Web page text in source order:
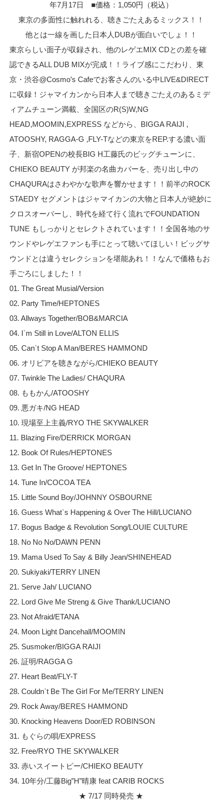
年7月17日 ■価格：1,050円（税込）
東京の多面性に触れれる、聴きごたえあるミックス！！
他とは一線を画した日本人DUBが面白いでしょ！！
東京らしい面子が収録され、他のレゲエMIX CDとの差を確
認できるALL DUB MIXが完成！！ライブ感にこだわり、東
京・渋谷@Cosmo’s Cafeでお客さんのいる中LIVE&DIRECT
に収録！ジャマイカンから日本人まで聴きごたえのあるミデ
ィアムチューン満載、全国区のR(S)W,NG
HEAD,MOOMIN,EXPRESS などから、BIGGA RAIJI ,
ATOOSHY, RAGGA-G ,FLY-Tなどの東京をREP.する濃い面
子、新宿OPENの校長BIG H工藤氏のビッグチューンに、
CHIEKO BEAUTY が邦楽の名曲カバーを、売り出し中の
CHAQURAはさわやかな歌声を響かせます！！前半のROCK
STAEDY セグメントはジャマイカンの大物と日本人が絶妙に
クロスオーバーし、時代を経て行く流れでFOUNDATION
TUNE もしっかりとセレクトされています！！全国各地のサ
ウンドやレゲエファンも手にとって聴いてほしい！ビッグサ
ウンドとは違うセレクションを堪能あれ！！なんで価格もお
手ごろにしました！！
01. The Great Musial/Version
02. Party Time/HEPTONES
03. Allways Together/BOB&MARCIA
04. I`m Still in Love/ALTON ELLIS
05. Can`t Stop A Man/BERES HAMMOND
06. オリビアを聴きながら/CHIEKO BEAUTY
07. Twinkle The Ladies/ CHAQURA
08. ももかん/ATOOSHY
09. 悪ガキ/NG HEAD
10. 現場至上主義/RYO THE SKYWALKER
11. Blazing Fire/DERRICK MORGAN
12. Book Of Rules/HEPTONES
13. Get In The Groove/ HEPTONES
14. Tune In/COCOA TEA
15. Little Sound Boy/JOHNNY OSBOURNE
16. Guess What`s Happening & Over The Hill/LUCIANO
17. Bogus Badge & Revolution Song/LOUIE CULTURE
18. No No No/DAWN PENN
19. Mama Used To Say & Billy Jean/SHINEHEAD
20. Sukiyaki/TERRY LINEN
21. Serve Jah/ LUCIANO
22. Lord Give Me Streng & Give Thank/LUCIANO
23. Not Afraid/ETANA
24. Moon Light Dancehall/MOOMIN
25. Susmoker/BIGGA RAIJI
26. 証明/RAGGA G
27. Heart Beat/FLY-T
28. Couldn`t Be The Girl For Me/TERRY LINEN
29. Rock Away/BERES HAMMOND
30. Knocking Heavens Door/ED ROBINSON
31. もぐらの唄/EXPRESS
32. Free/RYO THE SKYWALKER
33. 赤いスイートピー/CHIEKO BEAUTY
34. 10年分/工藤Big”H”晴康 feat CARIB ROCKS
★ 7/17 同時発売 ★